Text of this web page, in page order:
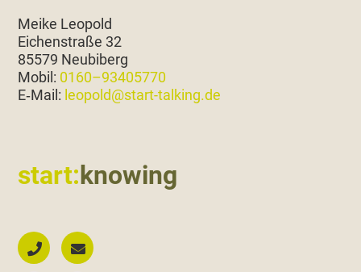
Meike Leopold
Eichen­straße 32
85579 Neubiberg
Mobil: 0160–93405770
E‑Mail: leopold@start-talking.de
start:knowing